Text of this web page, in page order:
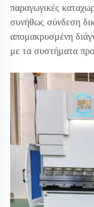
παραγωγικές
συνήθως σύνδεση
απομακρυσμένη
με τα συστήματα